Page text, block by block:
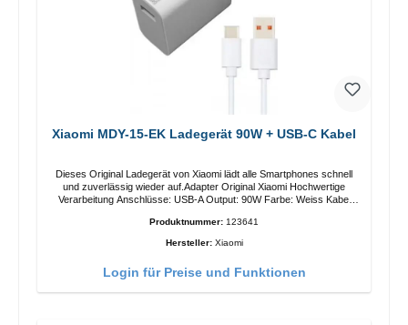
Xiaomi MDY-15-EK Ladegerät 90W + USB-C Kabel
Dieses Original Ladegerät von Xiaomi lädt alle Smartphones schnell
und zuverlässig wieder auf.Adapter Original Xiaomi Hochwertige
Verarbeitung Anschlüsse: USB-A Output: 90W Farbe: Weiss Kabel
Produktnummer: 123641
Hersteller: Xiaomi
Login für Preise und Funktionen